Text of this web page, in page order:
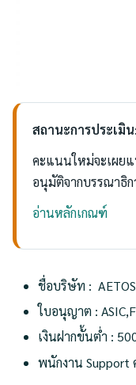
สถานะการประเมิ
คะแนนใหม่จะเผย
อนุมัติจากบรรณาธิก
อ่านหลักเกณฑ์
ชื่อบริษัท :
ใบอนุญาต :
เงินฝากขั้นต่ำ :
พนักงาน Support